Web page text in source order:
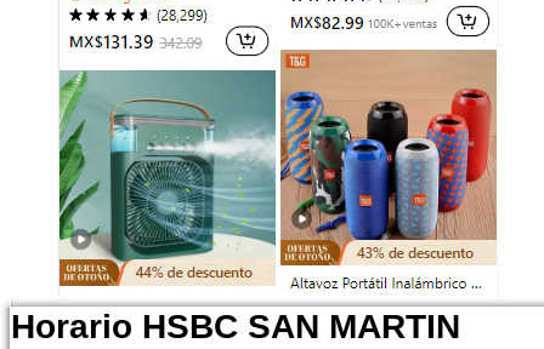
Horario HSBC SAN MARTIN